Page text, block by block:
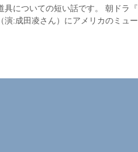
についての短い話です。 朝ドラ『
:成田凌さん）にアメリカのミュー